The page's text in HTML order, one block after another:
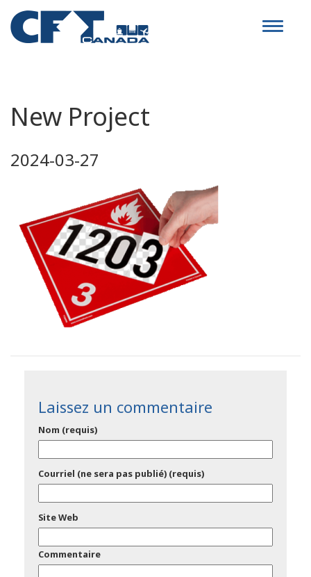
Toggle
New Project
2024-03-27
Laissez un commentaire
Nom (requis)
Courriel (ne sera pas publié) (requis)
Site Web
Commentaire